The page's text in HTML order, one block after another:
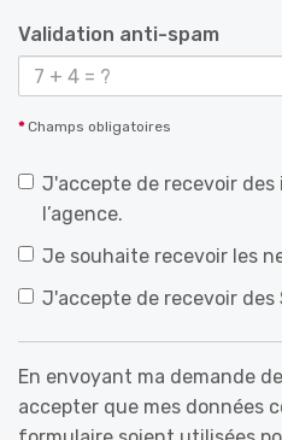
Validation anti-spam
*Champs obligatoires
J'accepte de recevoir
l’agence.
Je souhaite recevoir les
J'accepte de recevoir des
En envoyant ma demande
accepter que mes données